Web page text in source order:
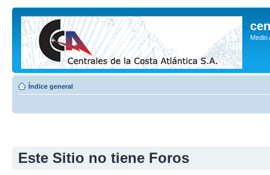
Medio
Índice general
Este Sitio no tiene Foros